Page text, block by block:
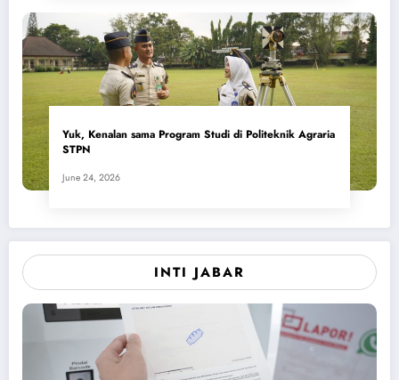
Yuk, Kenalan sama Program Studi di Politeknik Agraria
STPN
June 24, 2026
INTI JABAR